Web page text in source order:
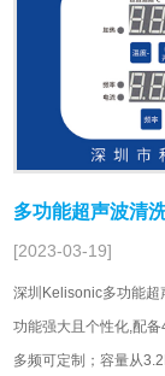
多功能超声波清
[2023-03-19]
深圳Kelisonic多功能超
功能强大且个性化,配
多频可定制；容量从